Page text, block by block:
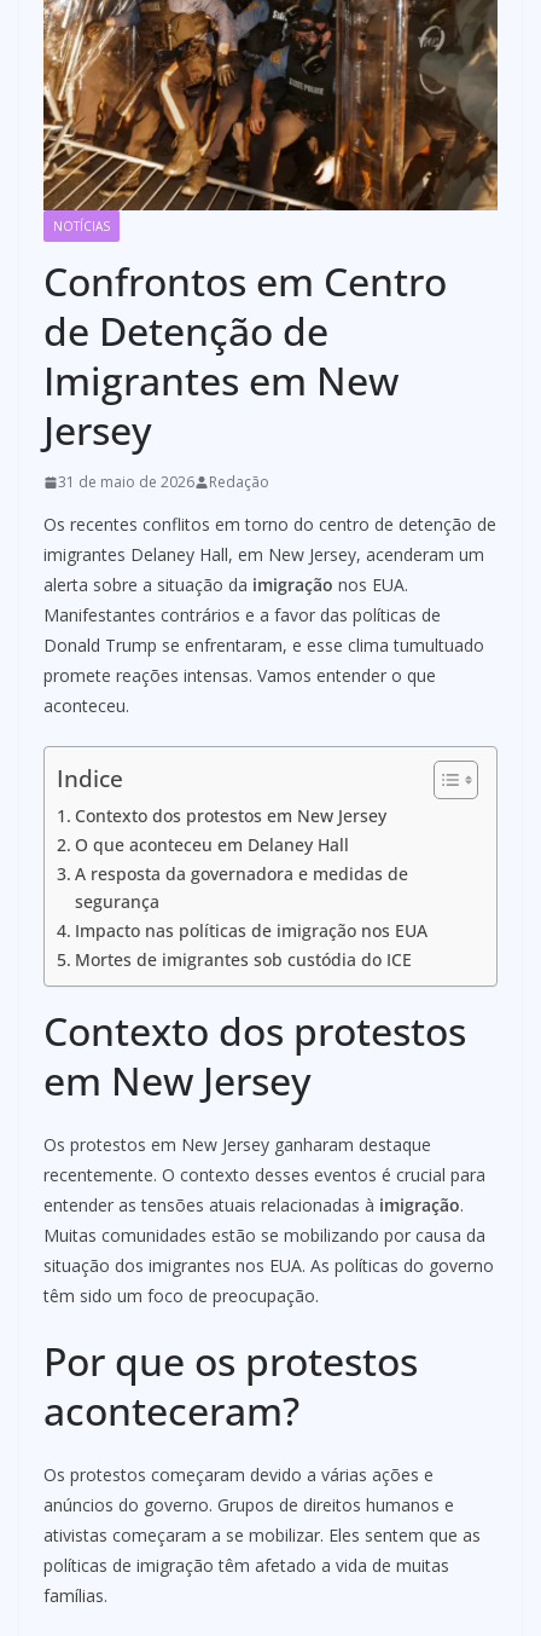
NOTÍCIAS
Confrontos em Centro
de Detenção de
Imigrantes em New
Jersey
31 de maio de 2026 Redação
Os recentes conflitos em torno do centro de detenção de
imigrantes Delaney Hall, em New Jersey, acenderam um
alerta sobre a situação da imigração nos EUA.
Manifestantes contrários e a favor das políticas de
Donald Trump se enfrentaram, e esse clima tumultuado
promete reações intensas. Vamos entender o que
aconteceu.
Indice
Contexto dos protestos em New Jersey
O que aconteceu em Delaney Hall
A resposta da governadora e medidas de
segurança
Impacto nas políticas de imigração nos EUA
Mortes de imigrantes sob custódia do ICE
Contexto dos protestos
em New Jersey
Os protestos em New Jersey ganharam destaque
recentemente. O contexto desses eventos é crucial para
entender as tensões atuais relacionadas à imigração.
Muitas comunidades estão se mobilizando por causa da
situação dos imigrantes nos EUA. As políticas do governo
têm sido um foco de preocupação.
Por que os protestos
aconteceram?
Os protestos começaram devido a várias ações e
anúncios do governo. Grupos de direitos humanos e
ativistas começaram a se mobilizar. Eles sentem que as
políticas de imigração têm afetado a vida de muitas
famílias.